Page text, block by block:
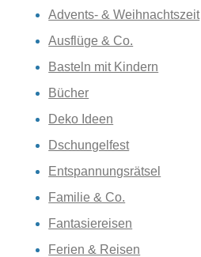
Advents- & Weihnachtszeit
Ausflüge & Co.
Basteln mit Kindern
Bücher
Deko Ideen
Dschungelfest
Entspannungsrätsel
Familie & Co.
Fantasiereisen
Ferien & Reisen